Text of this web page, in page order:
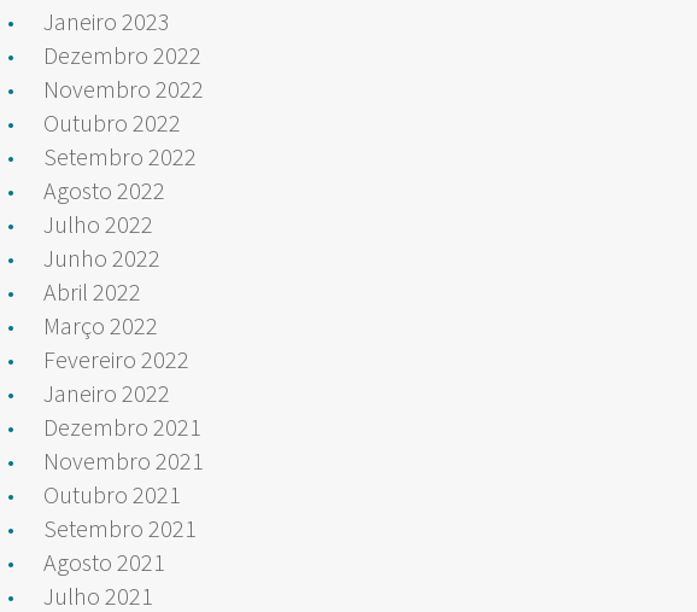
Janeiro 2023
Dezembro 2022
Novembro 2022
Outubro 2022
Setembro 2022
Agosto 2022
Julho 2022
Junho 2022
Abril 2022
Março 2022
Fevereiro 2022
Janeiro 2022
Dezembro 2021
Novembro 2021
Outubro 2021
Setembro 2021
Agosto 2021
Julho 2021